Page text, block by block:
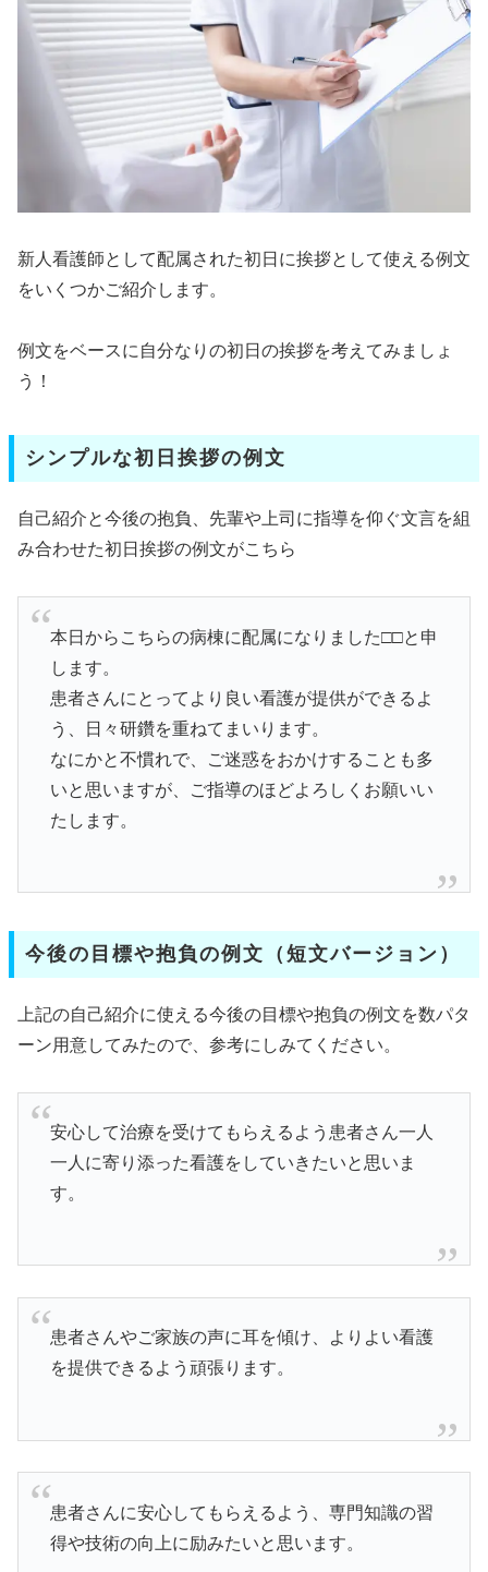
新人看護師として配属された初日に挨拶として使える例文
をいくつかご紹介します。
例文をベースに自分なりの初日の挨拶を考えてみましょ
う！
シンプルな初日挨拶の例文
自己紹介と今後の抱負、先輩や上司に指導を仰ぐ文言を組
み合わせた初日挨拶の例文がこちら
本日からこちらの病棟に配属になりました□□と申
します。
患者さんにとってより良い看護が提供ができるよ
う、日々研鑽を重ねてまいります。
なにかと不慣れで、ご迷惑をおかけすることも多
いと思いますが、ご指導のほどよろしくお願いい
たします。
今後の目標や抱負の例文（短文バージョン）
上記の自己紹介に使える今後の目標や抱負の例文を数パタ
ーン用意してみたので、参考にしみてください。
安心して治療を受けてもらえるよう患者さん一人
一人に寄り添った看護をしていきたいと思いま
す。
患者さんやご家族の声に耳を傾け、よりよい看護
を提供できるよう頑張ります。
患者さんに安心してもらえるよう、専門知識の習
得や技術の向上に励みたいと思います。